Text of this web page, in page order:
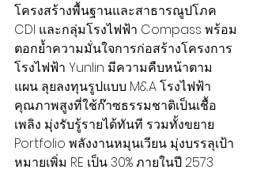
โครงสร้างพื้นฐานและสาธารณูปโภค
CDI และกลุ่มโรงไฟฟ้า Compass พร้อม
ตอกย้ำความมั่นใจการก่อสร้างโครงการ
โรงไฟฟ้า Yunlin มีความคืบหน้าตาม
แผน ลุยลงทุนรูปแบบ M&A โรงไฟฟ้า
คุณภาพสูงที่ใช้ก๊าซธรรมชาติเป็นเชื้อ
เพลิง มุ่งรับรู้รายได้ทันที รวมทั้งขยาย
Portfolio พลังงานหมุนเวียน มุ่งบรรลุเป้า
หมายเพิ่ม RE เป็น 30% ภายในปี 2573